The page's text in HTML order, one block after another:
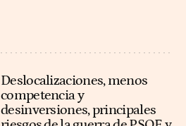
Deslocalizaciones, menos
competencia y
desinversiones, principales